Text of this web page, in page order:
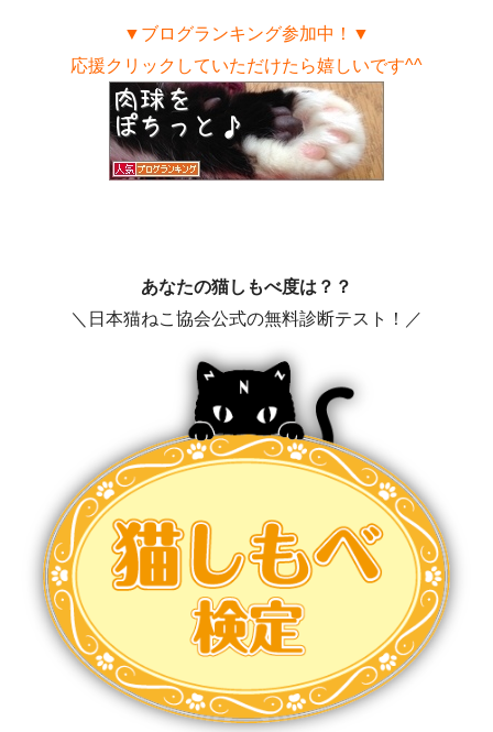
▼ブログランキング参加中！▼
応援クリックしていただけたら嬉しいです^^
あなたの猫しもべ度は？？
＼日本猫ねこ協会公式の無料診断テスト！／